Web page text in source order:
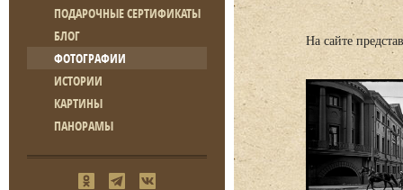
ПОДАРОЧНЫЕ СЕРТИФИКАТЫ
БЛОГ
ФОТОГРАФИИ
ИСТОРИИ
КАРТИНЫ
ПАНОРАМЫ
На сайте